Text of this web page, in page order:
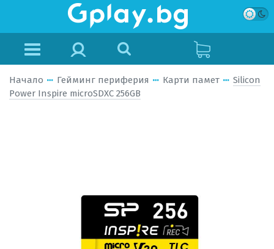
Начало Гейминг периферия Карти памет
Silicon
Power Inspire microSDXC 256GB